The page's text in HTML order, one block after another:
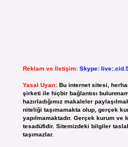
Reklam ve İletişim: Skype:
Yasal Uyarı: Bu internet sitesi,
şirketi ile hiçbir bağlantısı
hazırladığımız makaleler
niteliği taşımamakta olup, gerçek
yapılmamaktadır. Gerçek kurum
tesadüfidir. Sitemizdeki bilgiler
taşımazlar.